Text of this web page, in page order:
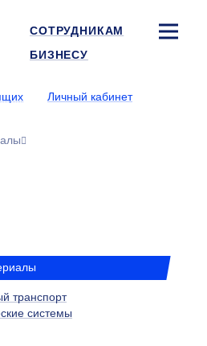
СОТРУДНИКАМ
БИЗНЕСУ
Личный кабинет
транспорт
системы